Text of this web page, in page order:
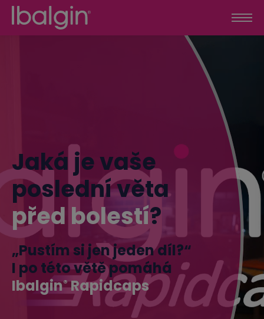
Jaká je vaše
poslední věta
před bolestí?
„Pustím si jen jeden díl?“
I po této větě pomáhá
Ibalgin®Rapidcaps